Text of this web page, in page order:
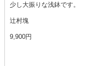
少し大振りな浅鉢です。
辻村塊
9,900円